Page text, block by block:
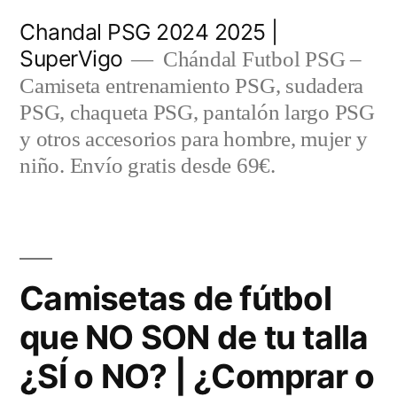
contenido
Chandal PSG 2024 2025 |
SuperVigo
Chándal Futbol PSG –
Camiseta entrenamiento PSG, sudadera
PSG, chaqueta PSG, pantalón largo PSG
y otros accesorios para hombre, mujer y
niño. Envío gratis desde 69€.
Camisetas de fútbol
que NO SON de tu talla
¿SÍ o NO? | ¿Comprar o